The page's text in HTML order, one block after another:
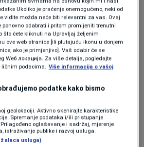
i do sada.
zeleno svjetlo
provjere
fudbalskih pravila (IFAB)
je proširenje
a.
bi VAR sudijama da
Ukoliko je praćenje onemogućeno, neki od
vidite možda neće biti relevantni za vas. Ovaj
ponovno odabrati i pritom promijeniti trenutni
što ćete kliknuti na Upravljaj željenim
ove web stranice [ili plutajuću ikonu u donjem
ako je primjenjivo]. Vaš odabir će se
Wеб локација. Za više detalja, pogledajte
ličnim podacima. Više informacija o vašoj
podatke kako bismo
geolokaciji. Aktivno skenirajte karakteristike
Spremanje podataka i/ili pristupanje
oglašavanje i sadržaj, mjerenje
istraživanje publike i razvoj usluga.
usluga)